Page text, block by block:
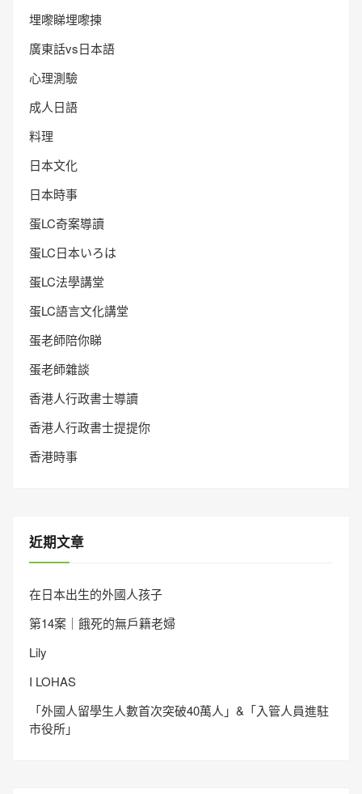
埋嚟睇埋嚟揀
廣東話vs日本語
心理測驗
成人日語
料理
日本文化
日本時事
蛋LC奇案導讀
蛋LC日本いろは
蛋LC法學講堂
蛋LC語言文化講堂
蛋老師陪你睇
蛋老師雜談
香港人行政書士導讀
香港人行政書士提提你
香港時事
近期文章
在日本出生的外國人孩子
第14案｜餓死的無戶籍老婦
Lily
I LOHAS
「外國人留學生人數首次突破40萬人」&「入管人員進駐
市役所」